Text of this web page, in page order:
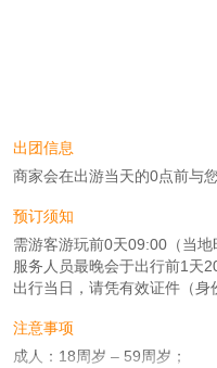
出团信息
商家会在出游当天的0点前与
预订须知
需游客游玩前0天09:00（当
服务人员最晚会于出行前1天
出行当日，请凭有效证件（
注意事项
成人：18周岁 – 59周岁；